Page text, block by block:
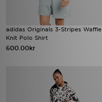
adidas Originals 3-Stripes Waffle
Knit Polo Shirt
600.00kr